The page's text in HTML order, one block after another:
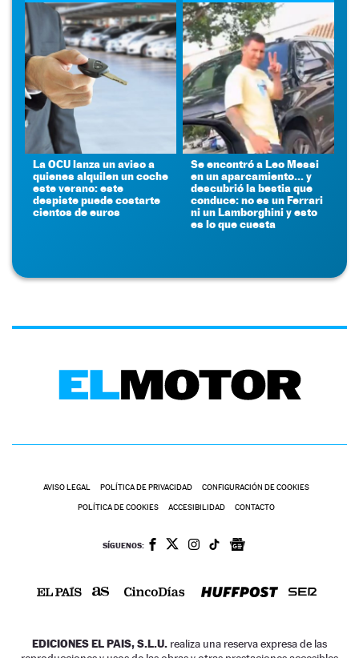
La OCU lanza un aviso a
quienes alquilen un coche
este verano: este
despiste puede costarte
cientos de euros
Se encontró a Leo Messi
en un aparcamiento... y
descubrió la bestia que
conduce: no es un Ferrari
ni un Lamborghini y esto
es lo que cuesta
AVISO LEGAL POLÍTICA DE PRIVACIDAD CONFIGURACIÓN DE COOKIES
POLÍTICA DE COOKIES ACCESIBILIDAD CONTACTO
SÍGUENOS:
EDICIONES EL PAIS, S.L.U. realiza una reserva expresa de las